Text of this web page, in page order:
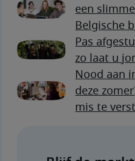
een
Belgische
Pas
zo laat u
Nood aan
deze
mis te